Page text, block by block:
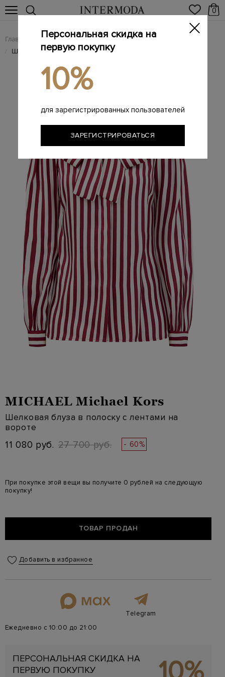
0
Главная Женщинам / Женская одежда / Женские блузы
/ Шелковая блуза в полоску с лентами на вороте
MICHAEL Michael Kors
Шелковая блуза в полоску с лентами на
вороте
11 080 руб. 27 700 руб. - 60%
При покупке этой вещи вы получите 0 рублей на следующую
покупку!
ТОВАР ПРОДАН
Добавить в избранное
Telegram
Ежедневно с 10:00 до 21:00
ПЕРСОНАЛЬНАЯ СКИДКА НА
ПЕРВУЮ ПОКУПКУ
Персональная скидка на
первую покупку
10%
для зарегистрированных пользователей
ЗАРЕГИСТРИРОВАТЬСЯ